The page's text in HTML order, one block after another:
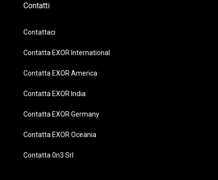
Contatti
Contattaci
Contatta EXOR International
Contatta EXOR America
Contatta EXOR India
Contatta EXOR Germany
Contatta EXOR Oceania
Contatta 0n3 Srl